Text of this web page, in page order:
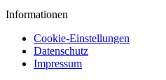
Informationen
Cookie-Einstellungen
Datenschutz
Impressum